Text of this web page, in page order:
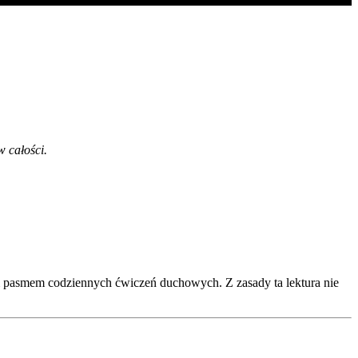
całości.
codziennych ćwiczeń duchowych. Z zasady ta lektura nie